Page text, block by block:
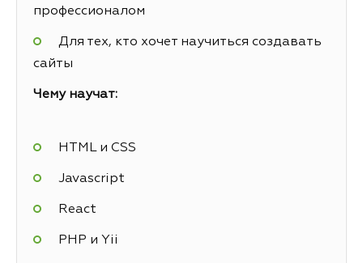
профессионалом
Для тех, кто хочет научиться создавать
сайты
Чему научат:
HTML и CSS
Javascript
React
PHP и Yii